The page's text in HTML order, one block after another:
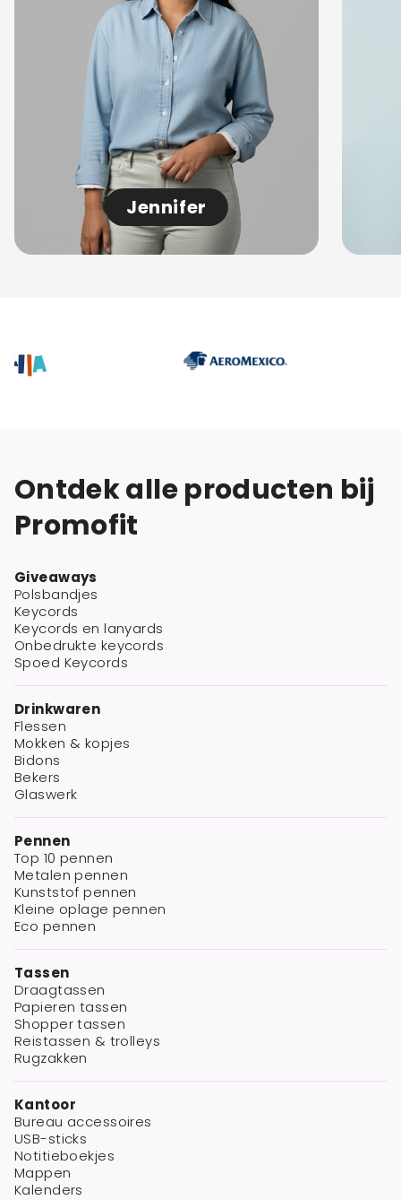
Jennifer
Ontdek alle producten bij
Promofit
Giveaways
Polsbandjes
Keycords
Keycords en lanyards
Onbedrukte keycords
Spoed Keycords
Drinkwaren
Flessen
Mokken & kopjes
Bidons
Bekers
Glaswerk
Pennen
Top 10 pennen
Metalen pennen
Kunststof pennen
Kleine oplage pennen
Eco pennen
Tassen
Draagtassen
Papieren tassen
Shopper tassen
Reistassen & trolleys
Rugzakken
Kantoor
Bureau accessoires
USB-sticks
Notitieboekjes
Mappen
Kalenders